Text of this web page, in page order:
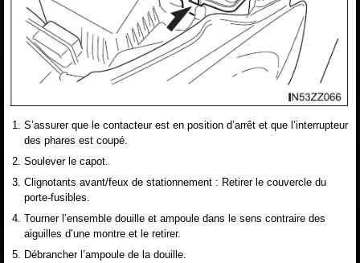
S’assurer que le contacteur est en position d’arrêt et que l’interrupteur
des phares est coupé.
Soulever le capot.
Clignotants avant/feux de stationnement : Retirer le couvercle du
porte-fusibles.
Tourner l’ensemble douille et ampoule dans le sens contraire des
aiguilles d’une montre et le retirer.
Débrancher l’ampoule de la douille.